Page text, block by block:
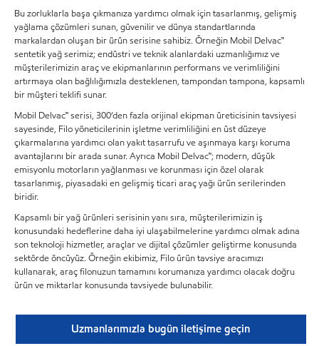
Bu zorluklarla başa çıkmanıza yardımcı olmak için tasarlanmış, gelişmiş
yağlama çözümleri sunan, güvenilir ve dünya standartlarında
markalardan oluşan bir ürün serisine sahibiz. Örneğin Mobil Delvac™
sentetik yağ serimiz; endüstri ve teknik alanlardaki uzmanlığımız ve
müşterilerimizin araç ve ekipmanlarının performans ve verimliliğini
artırmaya olan bağlılığımızla desteklenen, tampondan tampona, kapsamlı
bir müşteri teklifi sunar.
Mobil Delvac™ serisi, 300’den fazla orijinal ekipman üreticisinin tavsiyesi
sayesinde, Filo yöneticilerinin işletme verimliliğini en üst düzeye
çıkarmalarına yardımcı olan yakıt tasarrufu ve aşınmaya karşı koruma
avantajlarını bir arada sunar. Ayrıca Mobil Delvac™; modern, düşük
emisyonlu motorların yağlanması ve korunması için özel olarak
tasarlanmış, piyasadaki en gelişmiş ticari araç yağı ürün serilerinden
biridir.
Kapsamlı bir yağ ürünleri serisinin yanı sıra, müşterilerimizin iş
konusundaki hedeflerine daha iyi ulaşabilmelerine yardımcı olmak adına
son teknoloji hizmetler, araçlar ve dijital çözümler geliştirme konusunda
sektörde öncüyüz. Örneğin ekibimiz, Filo ürün tavsiye aracımızı
kullanarak, araç filonuzun tamamını korumanıza yardımcı olacak doğru
ürün ve miktarlar konusunda tavsiyede bulunabilir.
Uzmanlarımızla bugün iletişime geçin